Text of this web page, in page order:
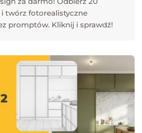
twórz fotorealistyczne
promptów. Kliknij i sprawdź!